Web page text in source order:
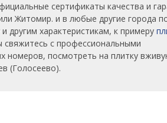
сертификаты качества и
Житомир. и в любые другие города
другим характеристикам, к примеру
свяжитесь с профессиональными
номеров, посмотреть на плитку
(Голосеево).